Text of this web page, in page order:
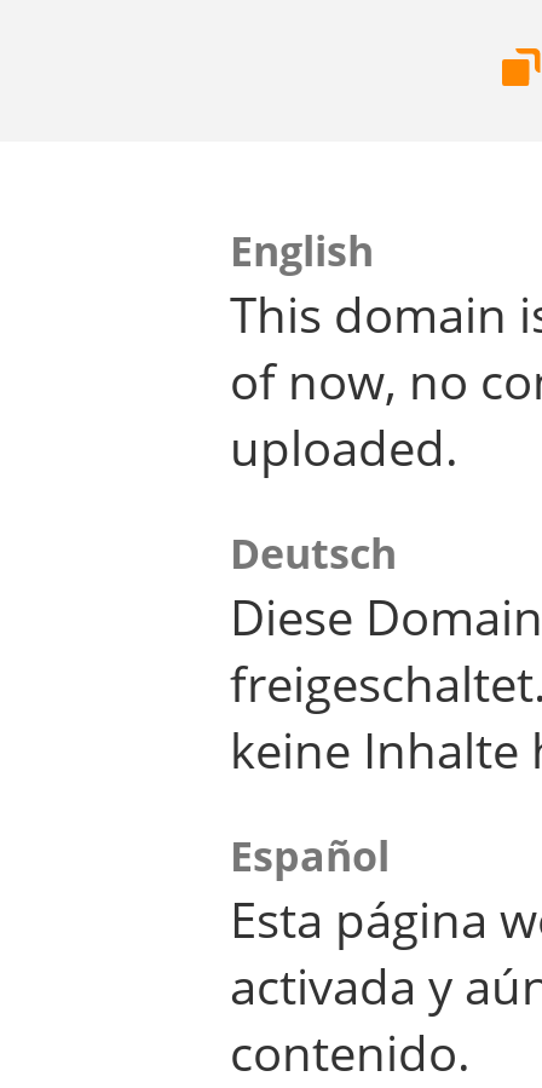
English
This domain
of now, no
uploaded.
Deutsch
Diese
keine Inhalte
Español
Esta página
activada y
contenido.